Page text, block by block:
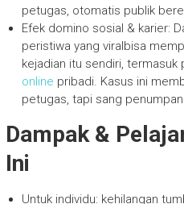
petugas, otomatis publik
Efek domino sosial & karier:
peristiwa yang viralbisa
kejadian itu sendiri, termasuk
online pribadi. Kasus ini
petugas, tapi sang
Dampak &
Ini
Untuk individu: kehilangan